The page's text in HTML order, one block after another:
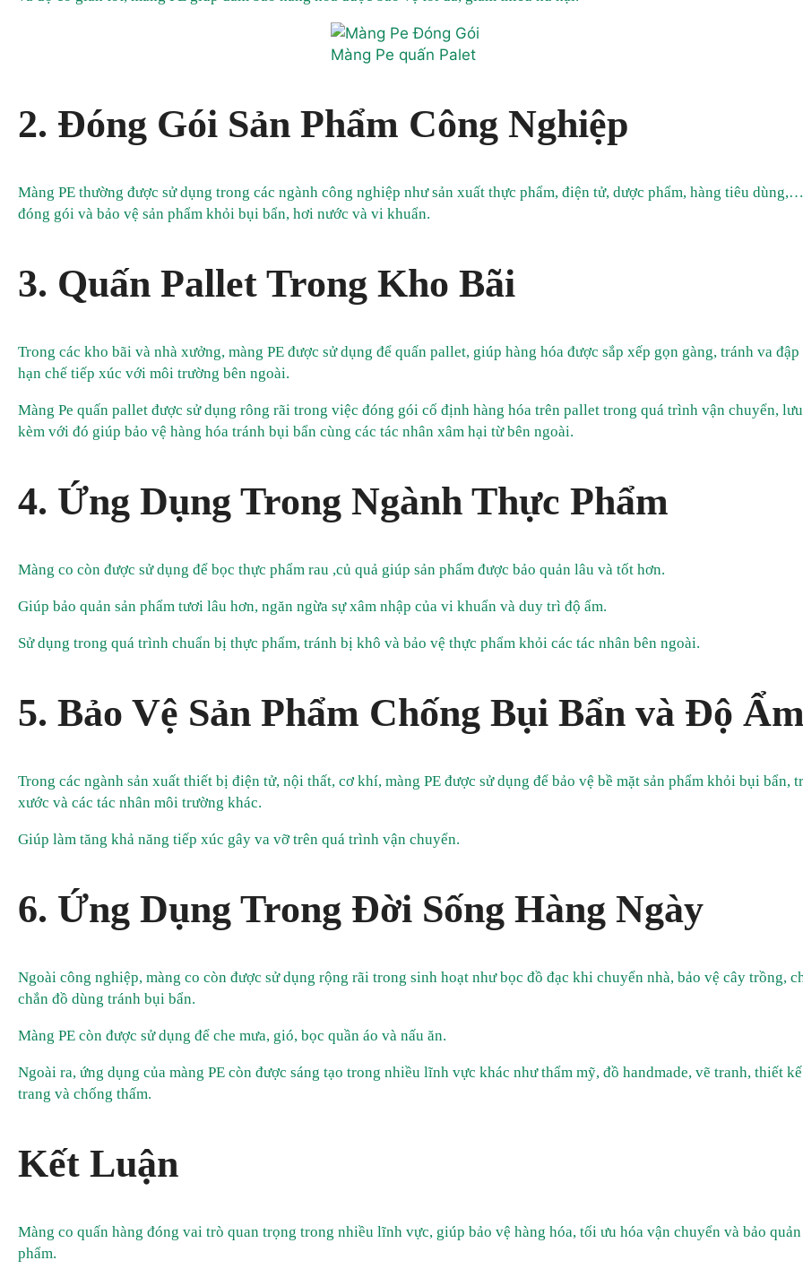
Màng Pe quấn Palet
2. Đóng Gói Sản Phẩm Công Nghiệp
Màng PE thường được sử dụng trong các ngành công nghiệp như sản xuất thực phẩm, điện tử, dược phẩm, hàng tiêu
đóng gói và bảo vệ sản phẩm khỏi bụi bẩn, hơi nước và vi khuẩn.
3. Quấn Pallet Trong Kho Bãi
Trong các kho bãi và nhà xưởng, màng PE được sử dụng để quấn pallet, giúp hàng hóa được sắp xếp gọn gàng, tránh va đập
hạn chế tiếp xúc với môi trường bên ngoài.
Màng Pe quấn pallet được sử dụng rông rãi trong việc đóng gói cố định hàng hóa trên pallet trong quá trình vận chuyển,
kèm với đó giúp bảo vệ hàng hóa tránh bụi bẩn cùng các tác nhân xâm hại từ bên ngoài.
4. Ứng Dụng Trong Ngành Thực Phẩm
Màng co còn được sử dụng để bọc thực phẩm rau ,củ quả giúp sản phẩm được bảo quản lâu và tốt hơn.
Giúp bảo quản sản phẩm tươi lâu hơn, ngăn ngừa sự xâm nhập của vi khuẩn và duy trì độ ẩm.
Sử dụng trong quá trình chuẩn bị thực phẩm, tránh bị khô và bảo vệ thực phẩm khỏi các tác nhân bên ngoài.
5. Bảo Vệ Sản Phẩm Chống Bụi Bẩn và Độ Ẩm
Trong các ngành sản xuất thiết bị điện tử, nội thất, cơ khí, màng PE được sử dụng để bảo vệ bề mặt sản phẩm khỏi bụi bẩn,
xước và các tác nhân môi trường khác.
Giúp làm tăng khả năng tiếp xúc gây va vỡ trên quá trình vận chuyển.
6. Ứng Dụng Trong Đời Sống Hàng Ngày
Ngoài công nghiệp, màng co còn được sử dụng rộng rãi trong sinh hoạt như bọc đồ đạc khi chuyển nhà, bảo vệ cây trồng,
chắn đồ dùng tránh bụi bẩn.
Màng PE còn được sử dụng để che mưa, gió, bọc quần áo và nấu ăn.
Ngoài ra, ứng dụng của màng PE còn được sáng tạo trong nhiều lĩnh vực khác như thẩm mỹ, đồ handmade, vẽ tranh, thiết
trang và chống thấm.
Kết Luận
Màng co quấn hàng đóng vai trò quan trọng trong nhiều lĩnh vực, giúp bảo vệ hàng hóa, tối ưu hóa vận chuyển và bảo quản
phẩm.